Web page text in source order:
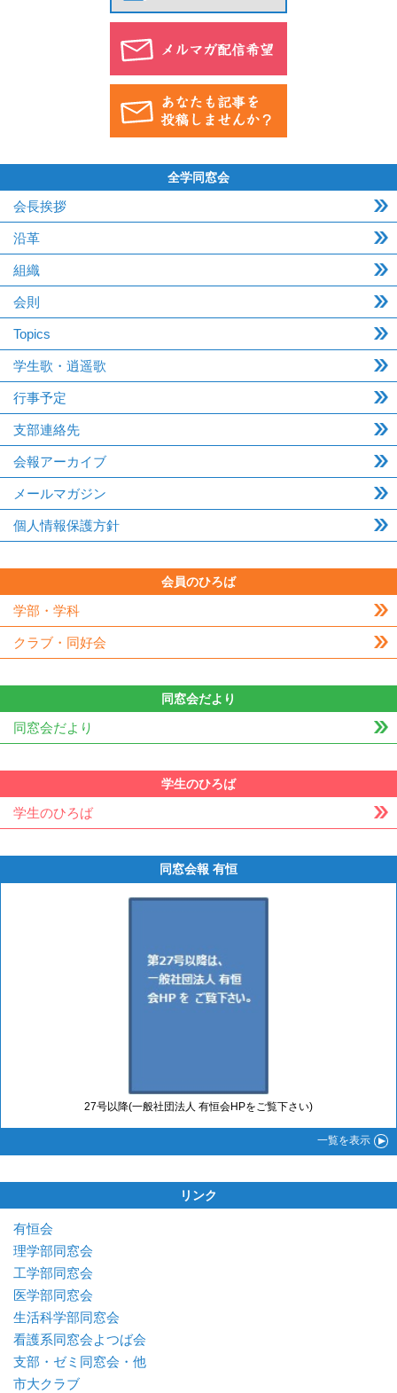
全学同窓会
会長挨拶
沿革
組織
会則
Topics
学生歌・逍遥歌
行事予定
支部連絡先
会報アーカイブ
メールマガジン
個人情報保護方針
会員のひろば
学部・学科
クラブ・同好会
同窓会だより
同窓会だより
学生のひろば
学生のひろば
同窓会報 有恒
27号以降(一般社団法人 有恒会HPをご覧下さい)
一覧を表示
リンク
有恒会
理学部同窓会
工学部同窓会
医学部同窓会
生活科学部同窓会
看護系同窓会よつば会
支部・ゼミ同窓会・他
市大クラブ